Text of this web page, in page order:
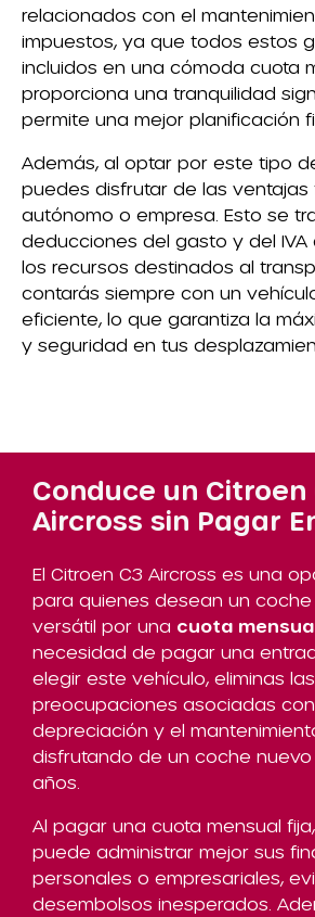
relacionados con el
impuestos, ya que todos estos
incluidos en una cómoda cuota
proporciona una tranquilidad
permite una mejor planificación
Además, al optar por este tipo
puedes disfrutar de las ventajas
autónomo o empresa. Esto se
deducciones del gasto y del IVA
los recursos destinados al
contarás siempre con un
eficiente, lo que garantiza la
y seguridad en tus
Conduce un Citroen
Aircross sin Pagar
El Citroen C3 Aircross es una
para quienes desean un
versátil por una cuota
necesidad de pagar una
elegir este vehículo, eliminas las
preocupaciones asociadas
depreciación y el
disfrutando de un coche
años.
Al pagar una cuota mensual
puede administrar mejor sus
personales o empresariales,
desembolsos inesperados.